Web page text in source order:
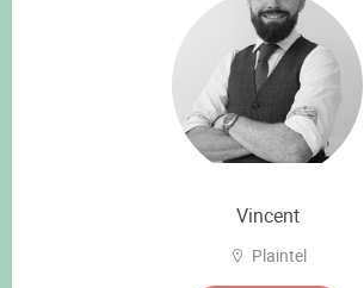
Vincent
Plaintel